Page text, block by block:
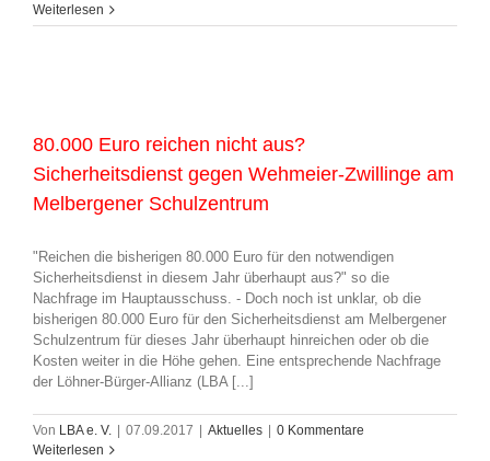
Weiterlesen
80.000 Euro reichen nicht aus?
Sicherheitsdienst gegen Wehmeier-Zwillinge am
Melbergener Schulzentrum
"Reichen die bisherigen 80.000 Euro für den notwendigen
Sicherheitsdienst in diesem Jahr überhaupt aus?" so die
Nachfrage im Hauptausschuss. - Doch noch ist unklar, ob die
bisherigen 80.000 Euro für den Sicherheitsdienst am Melbergener
Schulzentrum für dieses Jahr überhaupt hinreichen oder ob die
Kosten weiter in die Höhe gehen. Eine entsprechende Nachfrage
der Löhner-Bürger-Allianz (LBA [...]
Von LBA e. V. 07.09.2017 Aktuelles
0 Kommentare
Weiterlesen